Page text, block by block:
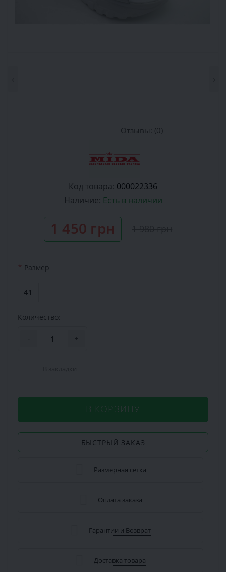
Отзывы: (0)
Код товара: 000022336
Наличие: Есть в наличии
1 450 грн
* Размер
41
Количество:
- +
В КОРЗИНУ
БЫСТРЫЙ ЗАКАЗ
Размерная сетка
Оплата заказа
Гарантии и Возврат
Доставка товара